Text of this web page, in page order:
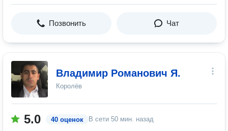
Позвонить Чат
Владимир Романович Я.
Королёв
5.0 40 оценок В сети 50 мин. назад